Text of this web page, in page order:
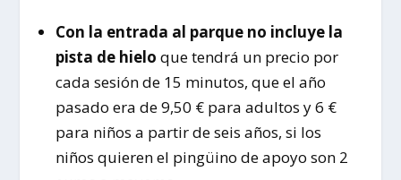
Con la entrada al parque no incluye la
pista de hielo que tendrá un precio por
cada sesión de 15 minutos, que el año
pasado era de 9,50 € para adultos y 6 €
para niños a partir de seis años, si los
niños quieren el pingüino de apoyo son 2